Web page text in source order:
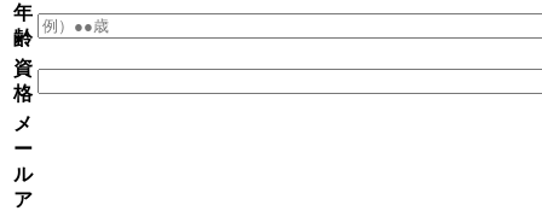
年
齢
資
格
メ
ー
ル
ア